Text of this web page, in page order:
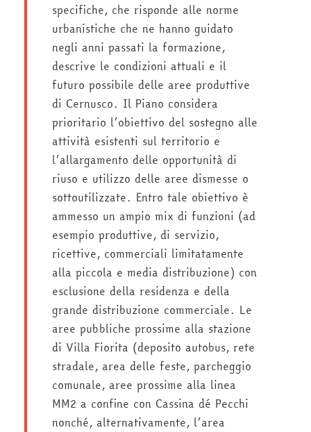
specifiche, che risponde alle norme
urbanistiche che ne hanno guidato
negli anni passati la formazione,
descrive le condizioni attuali e il
futuro possibile delle aree produttive
di Cernusco. Il Piano considera
prioritario l’obiettivo del sostegno alle
attività esistenti sul territorio e
l’allargamento delle opportunità di
riuso e utilizzo delle aree dismesse o
sottoutilizzate. Entro tale obiettivo è
ammesso un ampio mix di funzioni (ad
esempio produttive, di servizio,
ricettive, commerciali limitatamente
alla piccola e media distribuzione) con
esclusione della residenza e della
grande distribuzione commerciale. Le
aree pubbliche prossime alla stazione
di Villa Fiorita (deposito autobus, rete
stradale, area delle feste, parcheggio
comunale, aree prossime alla linea
MM2 a confine con Cassina dé Pecchi
nonché, alternativamente, l’area